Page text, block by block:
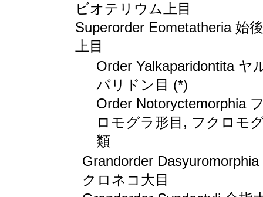
ビオテリウム上目
Superorder Eometatheria 始
上目
Order Yalkaparidontita ヤ
パリドン目 (*)
Order Notoryctemorphia
ロモグラ形目, フクロモ
類
Grandorder Dasyuromorphia
クロネコ大目